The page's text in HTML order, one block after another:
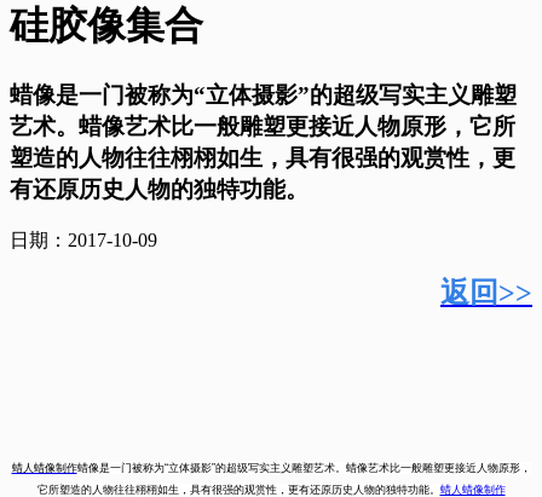
硅胶像集合
蜡像是一门被称为“立体摄影”的超级写实主义雕塑
艺术。蜡像艺术比一般雕塑更接近人物原形，它所
塑造的人物往往栩栩如生，具有很强的观赏性，更
有还原历史人物的独特功能。
日期：2017-10-09
返回>>
蜡人蜡像制作蜡像是一门被称为“立体摄影”的超级写实主义雕塑艺术。蜡像艺术比一般雕塑更接近人物原形，
它所塑造的人物往往栩栩如生，具有很强的观赏性，更有还原历史人物的独特功能。 蜡人蜡像制作